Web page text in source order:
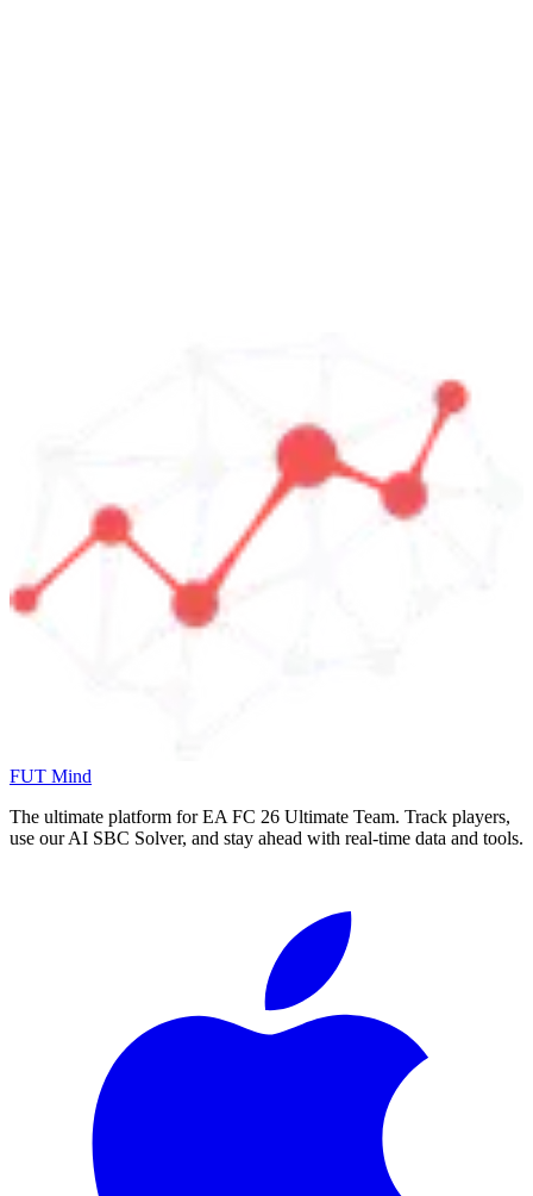
FUT Mind
The ultimate platform for EA FC 26 Ultimate Team. Track players,
use our AI SBC Solver, and stay ahead with real-time data and tools.